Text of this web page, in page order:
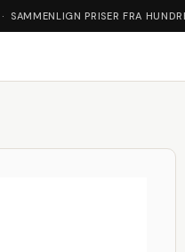
· SAMMENLIGN PRISER FRA